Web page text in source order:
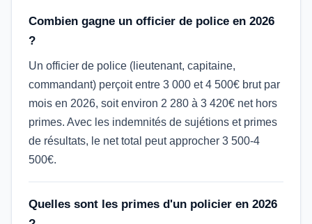
Combien gagne un officier de police en 2026
?
Un officier de police (lieutenant, capitaine,
commandant) perçoit entre 3 000 et 4 500€ brut par
mois en 2026, soit environ 2 280 à 3 420€ net hors
primes. Avec les indemnités de sujétions et primes
de résultats, le net total peut approcher 3 500-4
500€.
Quelles sont les primes d'un policier en 2026